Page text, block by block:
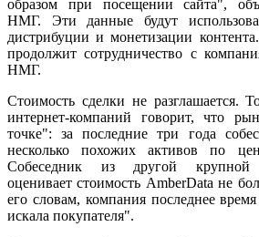
образом при посещении сайта",
НМГ. Эти данные будут
дистрибуции и монетизации
продолжит сотрудничество с
НМГ.
Стоимость сделки не разглашается.
интернет-компаний говорит, что
точке": за последние три года
несколько похожих активов по
Собеседник из другой крупной
оценивает стоимость AmberData не
его словам, компания последнее
искала покупателя".